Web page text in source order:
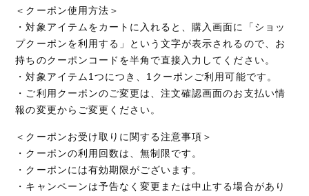
＜クーポン使用方法＞
・対象アイテムをカートに入れると、購入画面に「ショッ
プクーポンを利用する」という文字が表示されるので、お
持ちのクーポンコードを半角で直接入力してください。
・対象アイテム1つにつき、1クーポンご利用可能です。
・ご利用クーポンのご変更は、注文確認画面のお支払い情
報の変更からご変更ください。
＜クーポンお受け取りに関する注意事項＞
・クーポンの利用回数は、無制限です。
・クーポンには有効期限がございます。
・キャンペーンは予告なく変更または中止する場合があり